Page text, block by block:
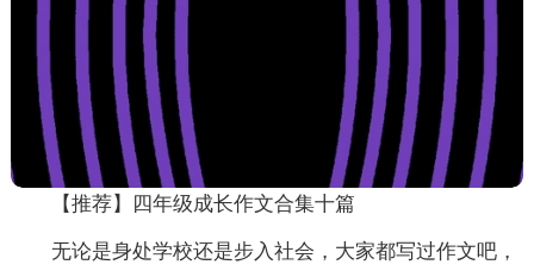
【推荐】四年级成长作文合集十篇
无论是身处学校还是步入社会，大家都写过作文吧，